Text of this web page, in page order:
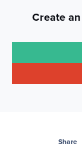
Create
Share